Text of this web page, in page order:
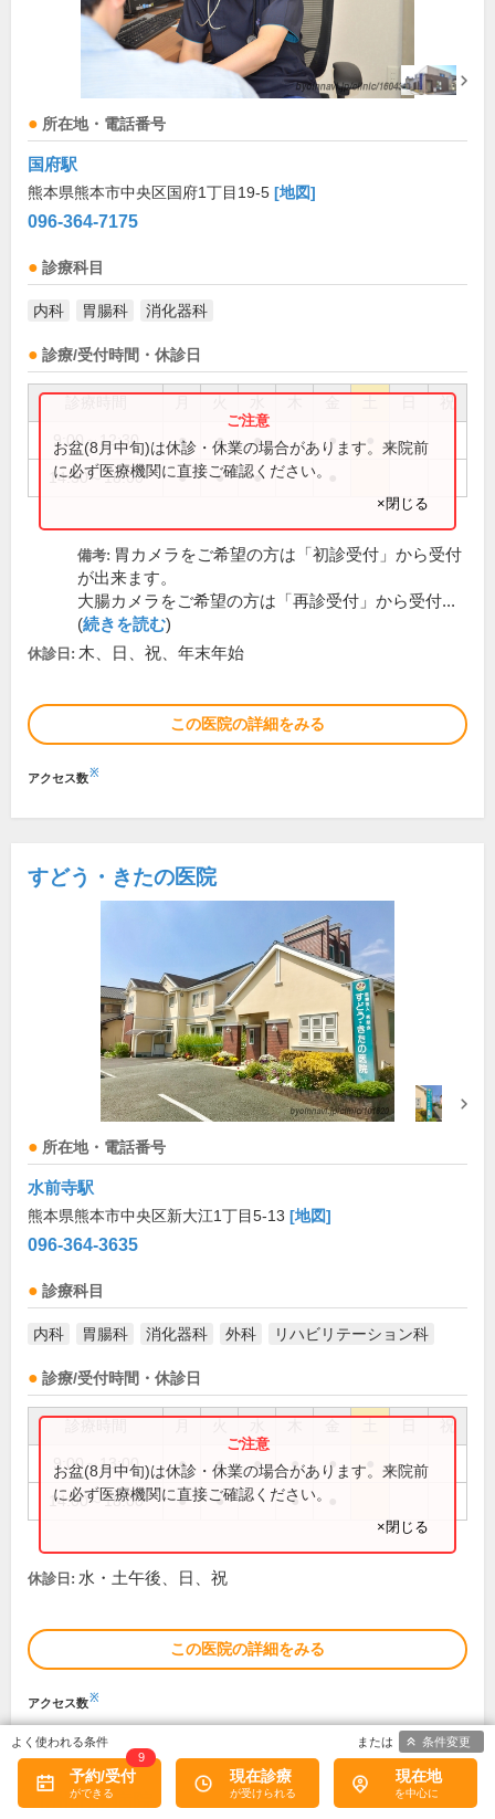
所在地・電話番号
国府駅
熊本県熊本市中央区国府1丁目19-5 [地図]
096-364-7175
診療科目
内科 胃腸科 消化器科
診療/受付時間・休診日
祝
9:00～12:30 ● ● ● ●
14:30～18:00 ● ● ●
お盆(8月中旬)は休診・休業の場合があります。来院前
に必ず医療機関に直接ご確認ください。
×閉じる
備考: 胃カメラをご希望の方は「初診受付」から受付
が出来ます。
大腸カメラをご希望の方は「再診受付」から受付...
(続きを読む)
休診日: 木、日、祝、年末年始
この医院の詳細をみる
アクセス数※
すどう・きたの医院
所在地・電話番号
水前寺駅
熊本県熊本市中央区新大江1丁目5-13 [地図]
096-364-3635
診療科目
内科 胃腸科 消化器科 外科 リハビリテーション科
診療/受付時間・休診日
祝
9:00～13:00 ● ● ● ● ●
14:00～18:00 ● ● ●
お盆(8月中旬)は休診・休業の場合があります。来院前
に必ず医療機関に直接ご確認ください。
×閉じる
休診日: 水・土午後、日、祝
この医院の詳細をみる
アクセス数※
九州記念病院
予約/受付
9
現在診療 現在地
条件変更